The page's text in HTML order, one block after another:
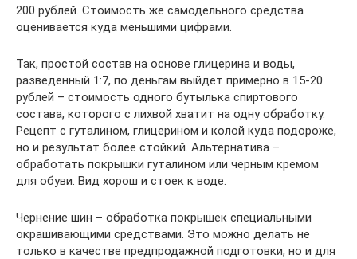
200 рублей. Стоимость же самодельного средства
оценивается куда меньшими цифрами.
Так, простой состав на основе глицерина и воды,
разведенный 1:7, по деньгам выйдет примерно в 15-20
рублей – стоимость одного бутылька спиртового
состава, которого с лихвой хватит на одну обработку.
Рецепт с гуталином, глицерином и колой куда подороже,
но и результат более стойкий. Альтернатива –
обработать покрышки гуталином или черным кремом
для обуви. Вид хорош и стоек к воде.
Чернение шин – обработка покрышек специальными
окрашивающими средствами. Это можно делать не
только в качестве предпродажной подготовки, но и для